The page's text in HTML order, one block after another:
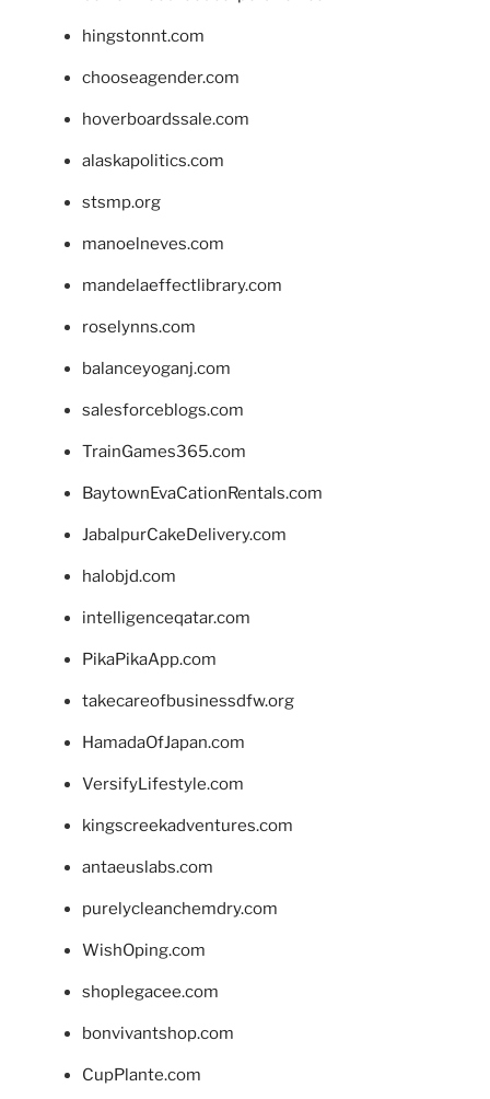
hingstonnt.com
chooseagender.com
hoverboardssale.com
alaskapolitics.com
stsmp.org
manoelneves.com
mandelaeffectlibrary.com
roselynns.com
balanceyoganj.com
salesforceblogs.com
TrainGames365.com
BaytownEvaCationRentals.com
JabalpurCakeDelivery.com
halobjd.com
intelligenceqatar.com
PikaPikaApp.com
takecareofbusinessdfw.org
HamadaOfJapan.com
VersifyLifestyle.com
kingscreekadventures.com
antaeuslabs.com
purelycleanchemdry.com
WishOping.com
shoplegacee.com
bonvivantshop.com
CupPlante.com